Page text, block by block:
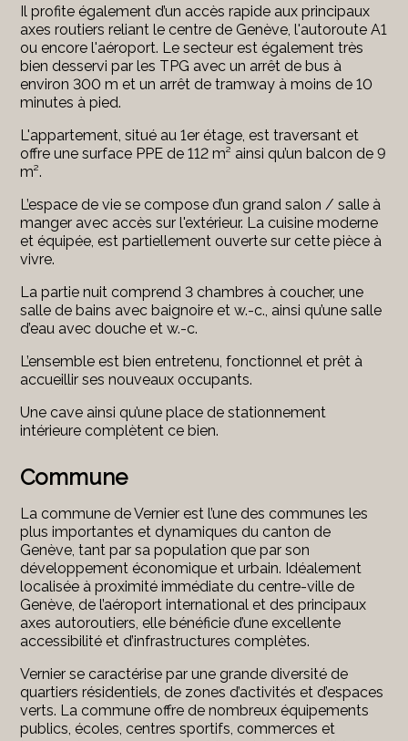
Il profite également d’un accès rapide aux principaux
axes routiers reliant le centre de Genève, l'autoroute A1
ou encore l'aéroport. Le secteur est également très
bien desservi par les TPG avec un arrêt de bus à
environ 300 m et un arrêt de tramway à moins de 10
minutes à pied.
L'appartement, situé au 1er étage, est traversant et
offre une surface PPE de 112 m² ainsi qu’un balcon de 9
m².
L’espace de vie se compose d’un grand salon / salle à
manger avec accès sur l'extérieur. La cuisine moderne
et équipée, est partiellement ouverte sur cette pièce à
vivre.
La partie nuit comprend 3 chambres à coucher, une
salle de bains avec baignoire et w.-c., ainsi qu’une salle
d’eau avec douche et w.-c.
L’ensemble est bien entretenu, fonctionnel et prêt à
accueillir ses nouveaux occupants.
Une cave ainsi qu’une place de stationnement
intérieure complètent ce bien.
Commune
La commune de Vernier est l’une des communes les
plus importantes et dynamiques du cantonde
Genève, tant par sa population que par son
développement économique et urbain. Idéalement
localisée à proximité immédiate du centre-ville de
Genève, de l’aéroport international et des principaux
axes autoroutiers, elle bénéficie d’une excellente
accessibilité et d’infrastructures complètes.
Vernier se caractérise par une grande diversité de
quartiers résidentiels, de zones d’activités et d’espaces
verts. La commune offre de nombreux équipements
publics, écoles, centres sportifs, commerces et